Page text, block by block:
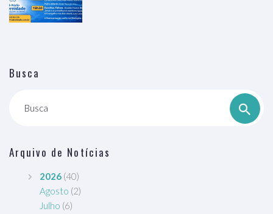
Busca
Busca
Arquivo de Notícias
2026 (40)
Agosto (2)
Julho (6)